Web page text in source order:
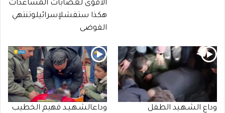
الأقوى لعصابات المساعدات
هكذا ستفشلإسرائيلوتنتهي
الفوضى
وداع الشـهـيد الطفل
وداعالشـهـيـد فهيم الخطيب